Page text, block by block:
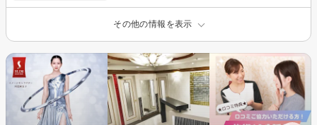
その他の情報を表示